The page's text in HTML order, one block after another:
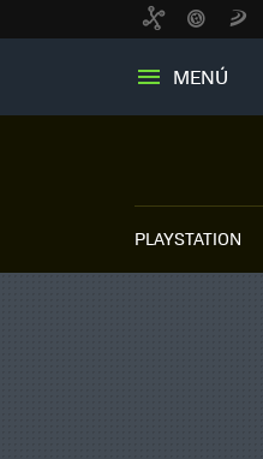
MENÚ
PLAYSTATION